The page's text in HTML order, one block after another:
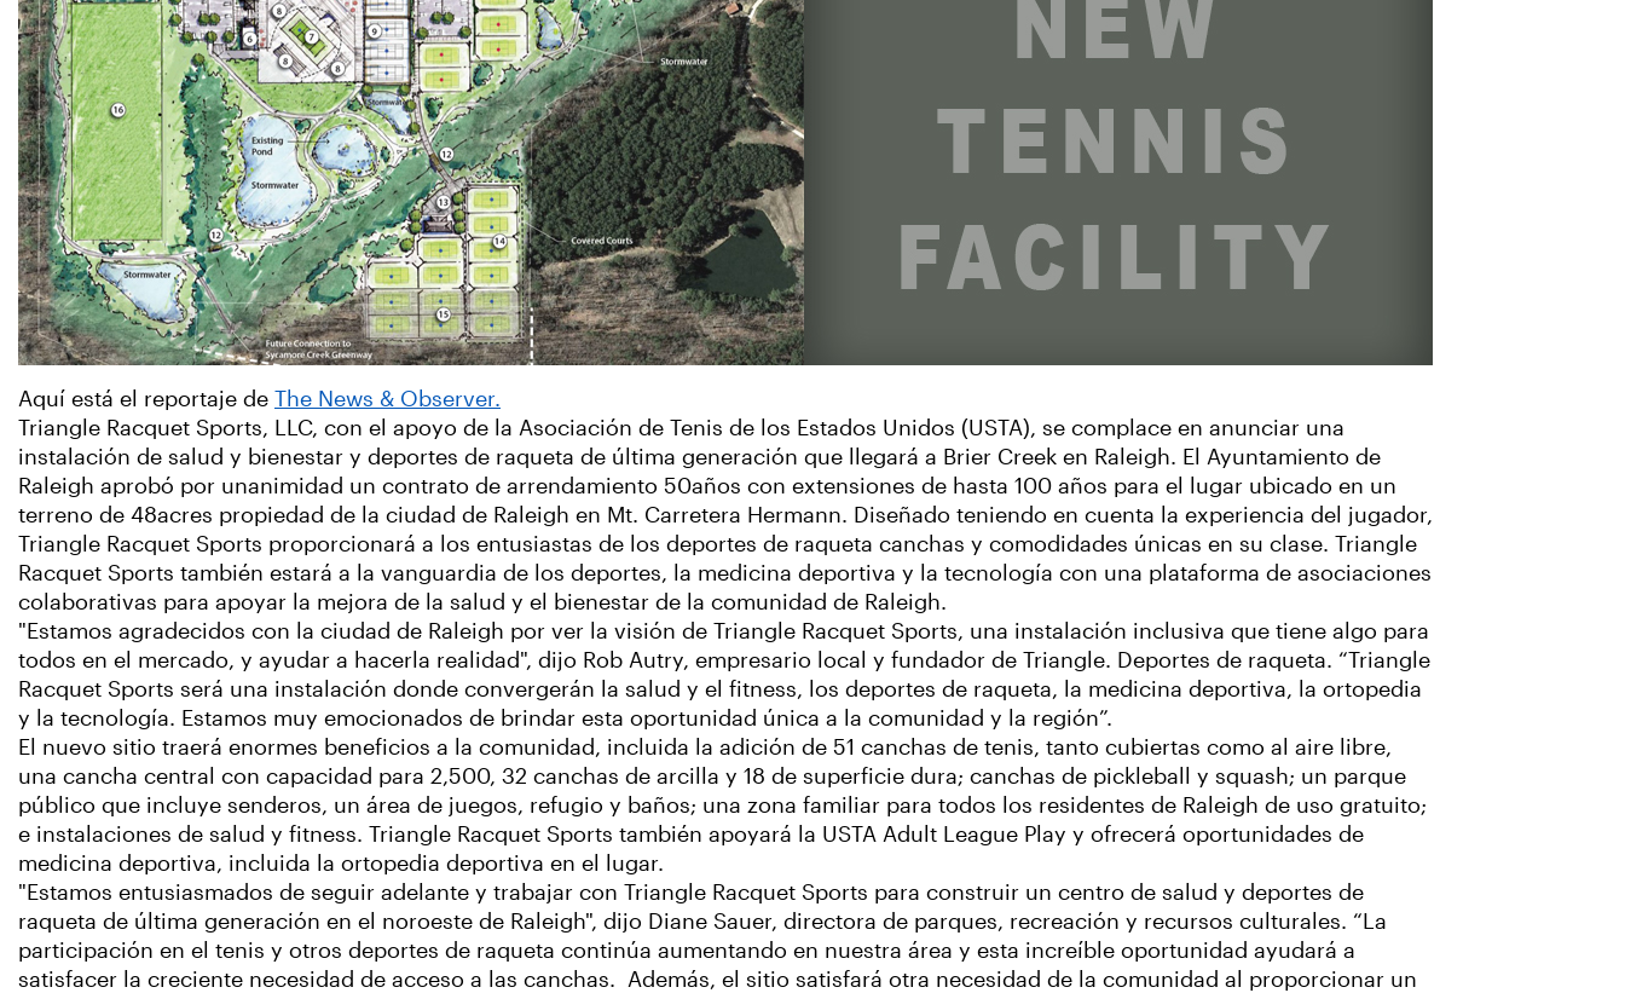
Aquí está el reportaje de The News & Observer.
Triangle Racquet Sports, LLC, con el apoyo de la Asociación de Tenis de los Estados Unidos (USTA), se complace en anunciar una
instalación de salud y bienestar y deportes de raqueta de última generación que llegará a Brier Creek en Raleigh. El Ayuntamiento de
Raleigh aprobó por unanimidad un contrato de arrendamiento 50años con extensiones de hasta 100 años para el lugar ubicado en un
terreno de 48acres propiedad de la ciudad de Raleigh en Mt. Carretera Hermann. Diseñado teniendo en cuenta la experiencia del jugador,
Triangle Racquet Sports proporcionará a los entusiastas de los deportes de raqueta canchas y comodidades únicas en su clase. Triangle
Racquet Sports también estará a la vanguardia de los deportes, la medicina deportiva y la tecnología con una plataforma de asociaciones
colaborativas para apoyar la mejora de la salud y el bienestar de la comunidad de Raleigh.
"Estamos agradecidos con la ciudad de Raleigh por ver la visión de Triangle Racquet Sports, una instalación inclusiva que tiene algo para
todos en el mercado, y ayudar a hacerla realidad", dijo Rob Autry, empresario local y fundador de Triangle. Deportes de raqueta. “Triangle
Racquet Sports será una instalación donde convergerán la salud y el fitness, los deportes de raqueta, la medicina deportiva, la ortopedia
y la tecnología. Estamos muy emocionados de brindar esta oportunidad única a la comunidad y la región”.
El nuevo sitio traerá enormes beneficios a la comunidad, incluida la adición de 51 canchas de tenis, tanto cubiertas como al aire libre,
una cancha central con capacidad para 2,500, 32 canchas de arcilla y 18 de superficie dura; canchas de pickleball y squash; un parque
público que incluye senderos, un área de juegos, refugio y baños; una zona familiar para todos los residentes de Raleigh de uso gratuito;
e instalaciones de salud y fitness. Triangle Racquet Sports también apoyará la USTA Adult League Play y ofrecerá oportunidades de
medicina deportiva, incluida la ortopedia deportiva en el lugar.
"Estamos entusiasmados de seguir adelante y trabajar con Triangle Racquet Sports para construir un centro de salud y deportes de
raqueta de última generación en el noroeste de Raleigh", dijo Diane Sauer, directora de parques, recreación y recursos culturales. “La
participación en el tenis y otros deportes de raqueta continúa aumentando en nuestra área y esta increíble oportunidad ayudará a
satisfacer la creciente necesidad de acceso a las canchas. Además, el sitio satisfará otra necesidad de la comunidad al proporcionar un